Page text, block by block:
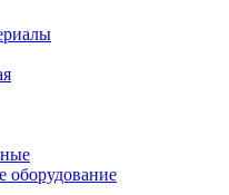
оборудование